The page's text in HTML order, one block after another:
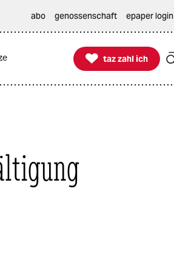
abo genossenschaft epaper login

taz zahl ich
taz zahl ich